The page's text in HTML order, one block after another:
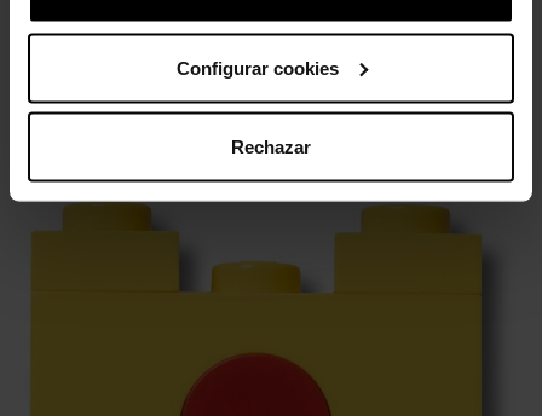
Configurar cookies
Rechazar
4 outros produtos na mesma